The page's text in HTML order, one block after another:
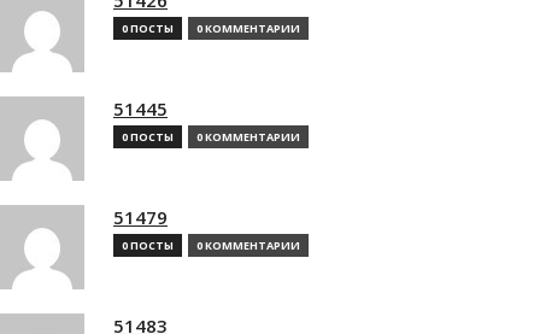
0 ПОСТЫ 0 КОММЕНТАРИИ
51445
0 ПОСТЫ 0 КОММЕНТАРИИ
51479
0 ПОСТЫ 0 КОММЕНТАРИИ
51483